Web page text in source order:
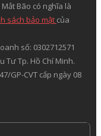
Bão có nghĩa là
sách bảo mật của
số: 0302712571
Tư Tp. Hồ Chí Minh.
GP-CVT cấp ngày 08